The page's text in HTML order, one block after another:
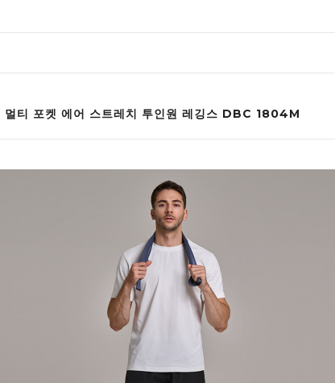
멀티 포켓 에어 스트레치 투인원 레깅스 DBC 1804M